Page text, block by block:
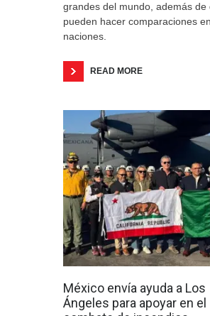
grandes del mundo, además de
pueden hacer comparaciones
naciones.
READ MORE
México envía ayuda a Los
Ángeles para apoyar en el